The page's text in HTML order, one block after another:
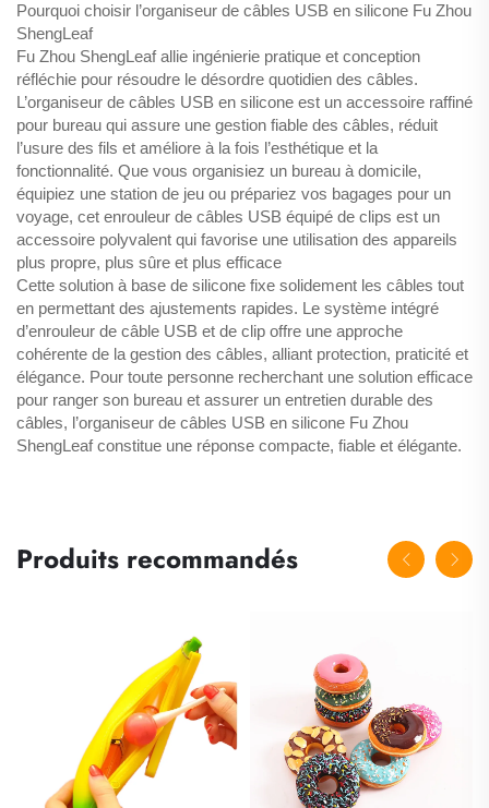
Pourquoi choisir l’organiseur de câbles USB en silicone Fu Zhou
ShengLeaf
Fu Zhou ShengLeaf allie ingénierie pratique et conception
réfléchie pour résoudre le désordre quotidien des câbles.
L’organiseur de câbles USB en silicone est un accessoire raffiné
pour bureau qui assure une gestion fiable des câbles, réduit
l’usure des fils et améliore à la fois l’esthétique et la
fonctionnalité. Que vous organisiez un bureau à domicile,
équipiez une station de jeu ou prépariez vos bagages pour un
voyage, cet enrouleur de câbles USB équipé de clips est un
accessoire polyvalent qui favorise une utilisation des appareils
plus propre, plus sûre et plus efficace
Cette solution à base de silicone fixe solidement les câbles tout
en permettant des ajustements rapides. Le système intégré
d’enrouleur de câble USB et de clip offre une approche
cohérente de la gestion des câbles, alliant protection, praticité et
élégance. Pour toute personne recherchant une solution efficace
pour ranger son bureau et assurer un entretien durable des
câbles, l’organiseur de câbles USB en silicone Fu Zhou
ShengLeaf constitue une réponse compacte, fiable et élégante.
Produits recommandés